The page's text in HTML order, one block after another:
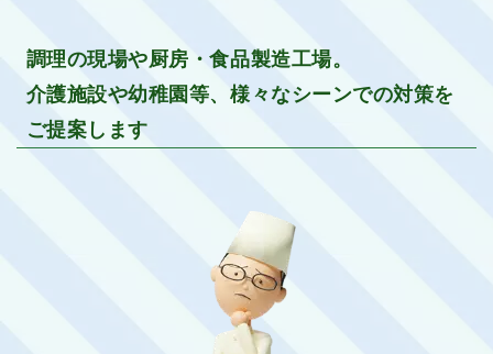
調理の現場や厨房・食品製造工場。
介護施設や幼稚園等、様々なシーンでの対策を
ご提案します